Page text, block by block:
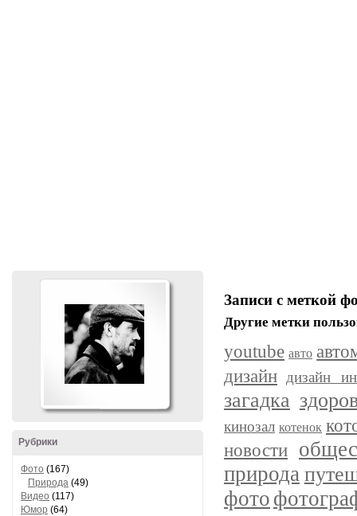
Рубрики
Фото (167)
Природа (49)
Видео (117)
Юмор (64)
Записи с меткой
Другие метки
youtube авто
дизайн дизайн
загадка
кинозал котенок
новости
природа
фото